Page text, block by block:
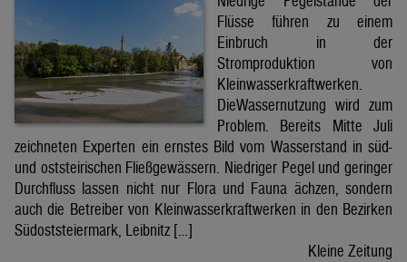
Flüsse führen zu einem
Einbruch in der
Stromproduktion von
Kleinwasserkraftwerken.
DieWassernutzung wird zum
Problem. Bereits Mitte Juli
zeichneten Experten ein ernstes Bild vom Wasserstand in süd-
und oststeirischen Fließgewässern. Niedriger Pegel und geringer
Durchfluss lassen nicht nur Flora und Fauna ächzen, sondern
auch die Betreiber von Kleinwasserkraftwerken in den Bezirken
Südoststeiermark, Leibnitz […]
Kleine Zeitung